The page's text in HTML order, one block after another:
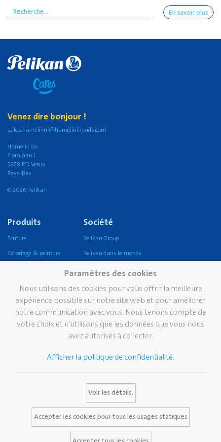
En savoir plus
Venez dire bonjour !
sales.hamelinnl@hamelinbrands.com
Hamelin b.v.
Floralaan 1
5928 RD Venlo
Pays-Bas
© 2026 Pelikan
Produits
Écriture
Coloriage & peinture
Corriger et effacer
Ecole
Bureau
Société
Pelikan Group
Pelikan dans le monde
valeurs
Durabilité
Certificats Pelikan
Services Contact
Paramètres des cookies
Nous utilisons des cookies pour vous offrir la meilleure
expérience possible sur notre site web et pour améliorer
notre communication avec vous. Nous tenons compte de
votre choix et n'utilisons que les données que vous nous
avez autorisés à collecter.
Afficher la politique de confidentialité.
Voir les détails.
Accepter les cookies pour tous les usages statiques